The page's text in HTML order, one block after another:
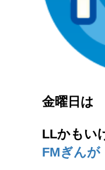
金曜日は
LLかもい
FMぎんが